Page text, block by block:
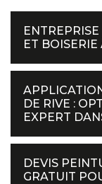
ET
DE RIVE :
EXPERT
DEVIS
GRATUIT